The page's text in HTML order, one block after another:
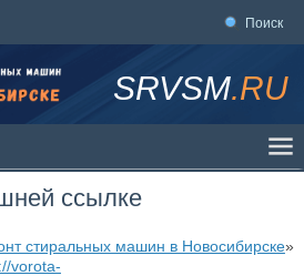
Поиск
SRVSM.RU
ссылке
стиральных машин в Новосибирске»
vorota-